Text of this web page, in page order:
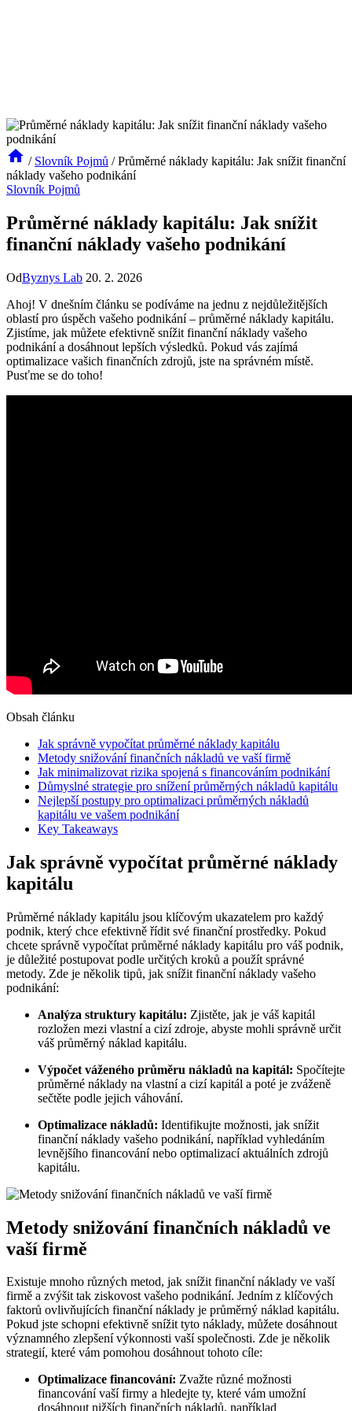
/ Slovník Pojmů / Průměrné náklady kapitálu: Jak snížit finanční
náklady vašeho podnikání
Slovník Pojmů
Průměrné náklady kapitálu: Jak snížit
finanční náklady vašeho podnikání
OdByznys Lab 20. 2. 2026
Ahoj! V dnešním článku se podíváme na jednu z nejdůležitějších
oblastí pro úspěch vašeho podnikání – průměrné náklady kapitálu.
Zjistíme, jak můžete efektivně snížit finanční náklady vašeho
podnikání a dosáhnout lepších výsledků. Pokud vás zajímá
optimalizace vašich finančních zdrojů, jste na správném místě.
Pusťme se do toho!
Obsah článku
Jak správně vypočítat průměrné náklady kapitálu
Metody snižování finančních nákladů ve vaší firmě
Jak minimalizovat rizika spojená s financováním podnikání
Důmyslné strategie pro snížení průměrných nákladů kapitálu
Nejlepší postupy pro optimalizaci průměrných nákladů
kapitálu ve vašem podnikání
Key Takeaways
Jak správně vypočítat průměrné náklady
kapitálu
Průměrné náklady kapitálu jsou klíčovým ukazatelem pro každý
podnik, který chce efektivně řídit své finanční prostředky. Pokud
chcete správně vypočítat průměrné náklady kapitálu pro váš podnik,
je důležité postupovat podle určitých kroků a použít správné
metody. Zde je několik tipů, jak snížit finanční náklady vašeho
podnikání:
Analýza struktury kapitálu: Zjistěte, jak je váš kapitál
rozložen mezi vlastní a cizí zdroje, abyste mohli správně určit
váš průměrný náklad kapitálu.
Výpočet váženého průměru nákladů na kapitál: Spočítejte
průměrné náklady na vlastní a cizí kapitál a poté je zváženě
sečtěte podle jejich váhování.
Optimalizace nákladů: Identifikujte možnosti, jak snížit
finanční náklady vašeho podnikání, například vyhledáním
levnějšího financování nebo optimalizací aktuálních zdrojů
kapitálu.
Metody snižování finančních nákladů ve
vaší firmě
Existuje mnoho různých metod, jak snížit finanční náklady ve vaší
firmě a zvýšit tak ziskovost vašeho podnikání. Jedním z klíčových
faktorů ovlivňujících finanční náklady je průměrný náklad kapitálu.
Pokud jste schopni efektivně snížit tyto náklady, můžete dosáhnout
významného zlepšení výkonnosti vaší společnosti. Zde je několik
strategií, které vám pomohou dosáhnout tohoto cíle:
Optimalizace financování: Zvažte různé možnosti
financování vaší firmy a hledejte ty, které vám umožní
dosáhnout nižších finančních nákladů, například